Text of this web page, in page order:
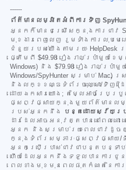
------
ព័ត៌មានលម្អិតអំពីការទិញ
អ្នកក៏មានជម្រើសក្នុងការជាវ
មុខងារពេញលេញ រួមទាំងការលុបម
ជំនួយរបស់យើងតាមរយៈ HelpDesk
ផ្តើមពី $49.98 រៀងរាល់ប្រាំមួយខែម្ត
Windows) និង $79.98 រៀងរាល់ប្រាំមួយ
Windows/SpyHunter សម្រាប់
និងលក្ខខណ្ឌទំព័រចុះឈ្មោះ/ទិញ (ដ
ដោយឯកសារយោង; តម្លៃអាចប្រែប្
ផ្សព្វផ្សាយក្នុងមួយព័ត៌មានលម្
របស់អ្នកនឹង
បន្តដោយស្វ័យប្
ដារដែលអាចអនុវត្តបាននៅពេលនោ
អ្នក និងសម្រាប់រយៈពេលជាវដូច
ក្នុងទំព័រសម្ភារៈផ្សព្វផ្សាយ/
អ្នកប្រើប្រាស់ជាវជាបន្តបន្ទា
ហើយដែលអ្នកនឹងទទួលបានការជូ
ពេលខាងមុខមុនពេលផុតកំណត់នៃក